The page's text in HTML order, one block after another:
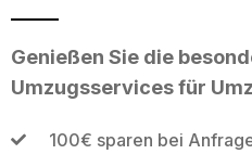
Genießen Sie die
Umzugsservices für
100€ sparen bei